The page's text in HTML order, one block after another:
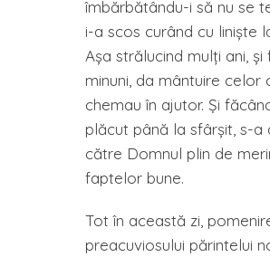
îmbărbătându-i să nu se
i-a scos curând cu linişte
Aşa strălucind mulţi ani, şi
minuni, da mântuire celor
chemau în ajutor. Şi
plăcut până la sfârşit, s-a
către Domnul plin de
faptelor bune.
Tot în această zi,
preacuviosului părintelui